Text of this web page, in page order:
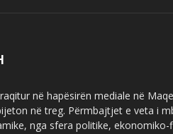
në hapësirën mediale në
në treg. Përmbajtjet e veta i
nga sfera politike,